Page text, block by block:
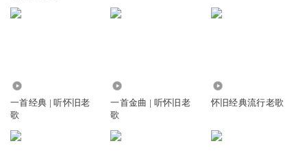
一首经典 | 听怀旧老
歌
一首金曲 | 听怀旧老
歌
怀旧经典流行老歌